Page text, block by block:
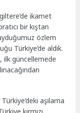
ikamet
bir kıştan
özlem
Türkiye’de aldık.
ilk güncellemede
aşılama